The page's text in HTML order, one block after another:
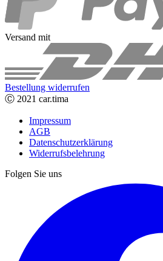
Versand mit
Bestellung widerrufen
Ⓒ 2021 car.tima
Impressum
AGB
Datenschutzerklärung
Widerrufsbelehrung
Folgen Sie uns